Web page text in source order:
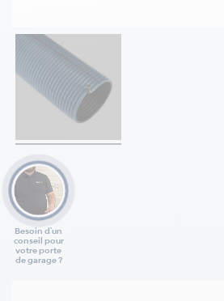
Besoin d'un
conseil pour
votre porte
de garage ?